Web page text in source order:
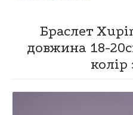
Браслет
довжина 18-
колір